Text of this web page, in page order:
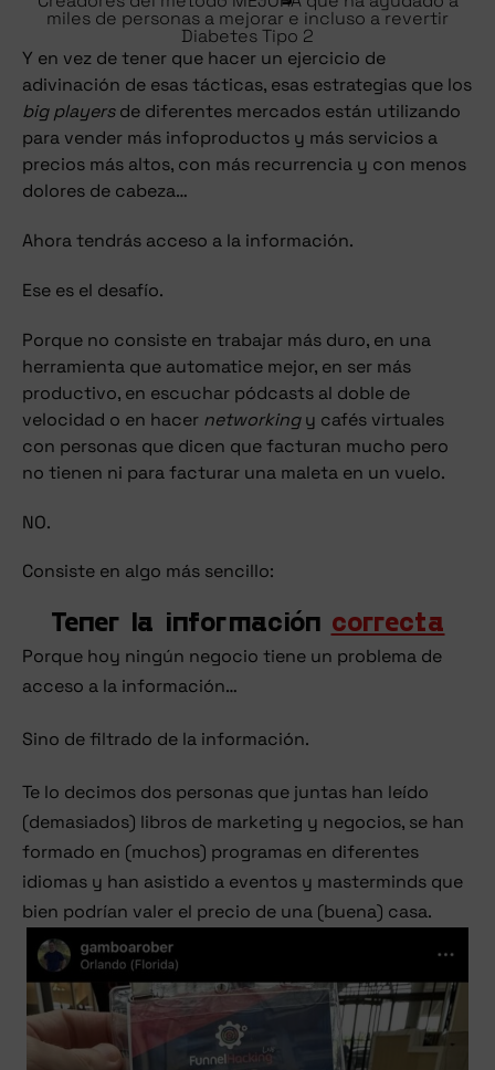
miles de personas a mejorar e incluso a revertir
Diabetes Tipo 2
Y en vez de tener que hacer un ejercicio de
adivinación de esas tácticas, esas estrategias que los
big playersde diferentes mercados están utilizando
para vender más infoproductos y más servicios a
precios más altos, con más recurrencia y con menos
dolores de cabeza…
Ahora tendrás acceso a la información.
Ese es el desafío.
Porque no consiste en trabajar más duro, en una
herramienta que automatice mejor, en ser más
productivo, en escuchar pódcasts al doble de
velocidad o en hacer networkingy cafés virtuales
con personas que dicen que facturan mucho pero
no tienen ni para facturar una maleta en un vuelo.
NO.
Consiste en algo más sencillo:
Tener la información correcta
Porque hoy ningún negocio tiene un problema de
acceso a la información…
Sino de filtrado de la información.
Te lo decimos dos personas que juntas han leído
(demasiados) libros de marketing y negocios, se han
formado en (muchos) programas en diferentes
idiomas y han asistido a eventos y masterminds que
bien podrían valer el precio de una (buena) casa.